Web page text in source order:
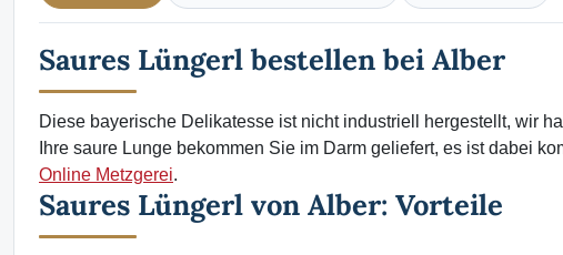
Saures Lüngerl bestellen bei Alber
Diese bayerische Delikatesse ist nicht industriell hergestellt, wir
Ihre saure Lunge bekommen Sie im Darm geliefert, es ist dabei
Online Metzgerei.
Saures Lüngerl von Alber: Vorteile